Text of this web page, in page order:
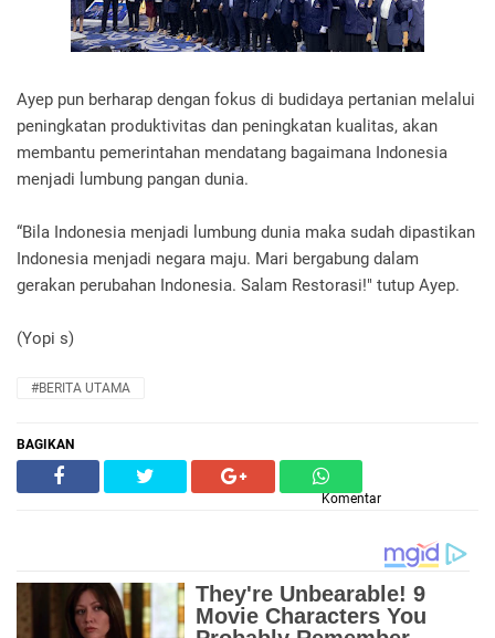
Ayep pun berharap dengan fokus di budidaya pertanian melalui
peningkatan produktivitas dan peningkatan kualitas, akan
membantu pemerintahan mendatang bagaimana Indonesia
menjadi lumbung pangan dunia.
“Bila Indonesia menjadi lumbung dunia maka sudah dipastikan
Indonesia menjadi negara maju. Mari bergabung dalam
gerakan perubahan Indonesia. Salam Restorasi!" tutup Ayep.
(Yopi s)
#BERITA UTAMA
BAGIKAN
Komentar